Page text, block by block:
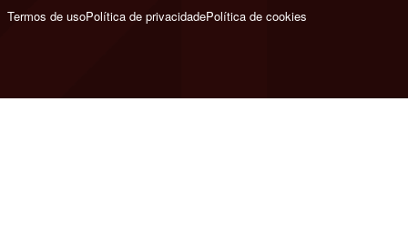
Termos de usoPolítica de privacidadePolítica de cookies